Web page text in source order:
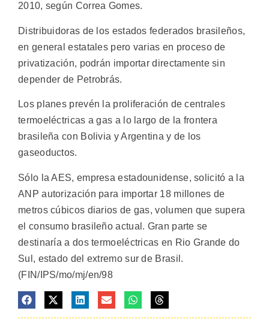
2010, según Correa Gomes.
Distribuidoras de los estados federados brasileños,
en general estatales pero varias en proceso de
privatización, podrán importar directamente sin
depender de Petrobrás.
Los planes prevén la proliferación de centrales
termoeléctricas a gas a lo largo de la frontera
brasileña con Bolivia y Argentina y de los
gaseoductos.
Sólo la AES, empresa estadounidense, solicitó a la
ANP autorización para importar 18 millones de
metros cúbicos diarios de gas, volumen que supera
el consumo brasileño actual. Gran parte se
destinaría a dos termoeléctricas en Rio Grande do
Sul, estado del extremo sur de Brasil.
(FIN/IPS/mo/mj/en/98